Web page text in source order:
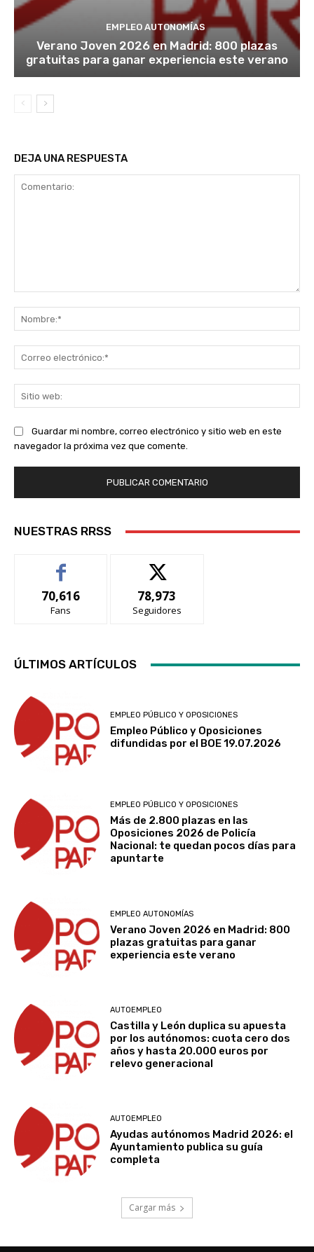
EMPLEO AUTONOMÍAS
Verano Joven 2026 en Madrid: 800 plazas
gratuitas para ganar experiencia este verano
DEJA UNA RESPUESTA
Guardar mi nombre, correo electrónico y sitio web en este
navegador la próxima vez que comente.
NUESTRAS RRSS
70,616
Fans
78,973
Seguidores
ÚLTIMOS ARTÍCULOS
EMPLEO PÚBLICO Y OPOSICIONES
Empleo Público y Oposiciones
difundidas por el BOE 19.07.2026
EMPLEO PÚBLICO Y OPOSICIONES
Más de 2.800 plazas en las
Oposiciones 2026 de Policía
Nacional: te quedan pocos días para
apuntarte
EMPLEO AUTONOMÍAS
Verano Joven 2026 en Madrid: 800
plazas gratuitas para ganar
experiencia este verano
AUTOEMPLEO
Castilla y León duplica su apuesta
por los autónomos: cuota cero dos
años y hasta 20.000 euros por
relevo generacional
AUTOEMPLEO
Ayudas autónomos Madrid 2026: el
Ayuntamiento publica su guía
completa
Cargar más